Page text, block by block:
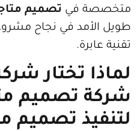
فيتصميم متاجر زد
في نجاح مشروعك
تختار شركة
متاجر
تصميم متجر